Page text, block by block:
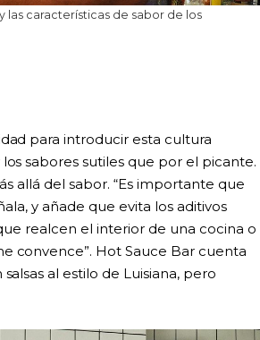
las características de sabor de los
para introducir esta cultura
sabores sutiles que por el picante.
allá del sabor. “Es importante que
y añade que evita los aditivos
realcen el interior de una cocina o
convence”. Hot Sauce Bar cuenta
al estilo de Luisiana, pero